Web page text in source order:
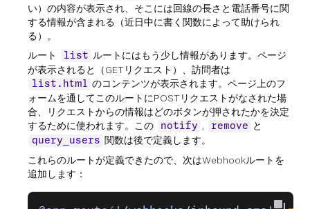
い）の内容が表示され、そこには回線の長さと電話番号に関
する情報が含まれる（近日中に書く関数によって助けられ
る）。
ルート
list
ルートにはもう少し情報があります。ページ
が表示されると（GETリクエスト）、訪問者は
list.html
のコンテンツが表示されます。ページ上のフ
ォームを通してこのルートにPOSTリクエストがなされた場
合、リクエストからの情報はどのボタンが押されたかを決定
するために使われます。この
notify , remove と
query_users 関数は後で定義します。
これらのルートが定義できたので、次はWebhookルートを
追加します：